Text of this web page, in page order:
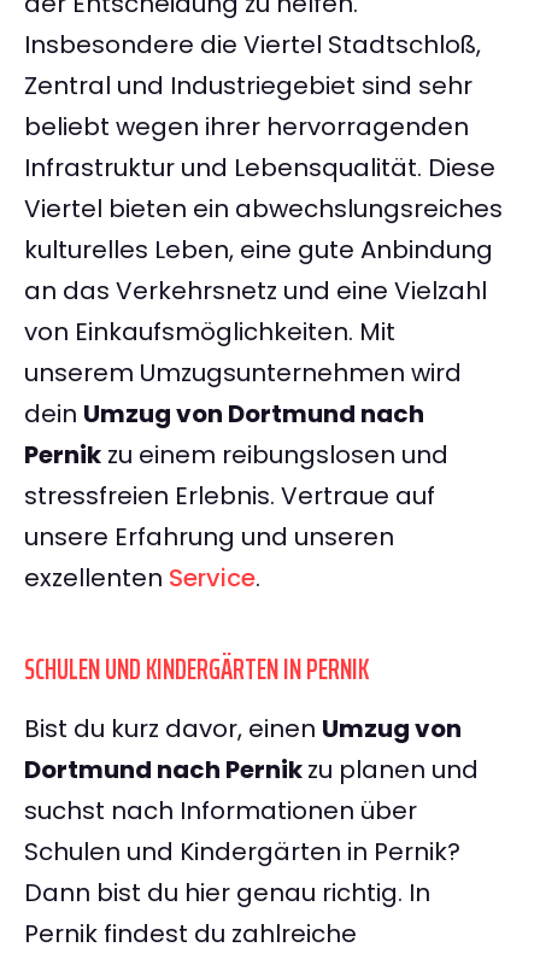
Insbesondere die Viertel Stadtschloß,
Zentral und Industriegebiet sind sehr
beliebt wegen ihrer hervorragenden
Infrastruktur und Lebensqualität. Diese
Viertel bieten ein abwechslungsreiches
kulturelles Leben, eine gute Anbindung
an das Verkehrsnetz und eine Vielzahl
von Einkaufsmöglichkeiten. Mit
unserem Umzugsunternehmen wird
dein Umzug von Dortmund nach
Pernik zu einem reibungslosen und
stressfreien Erlebnis. Vertraue auf
unsere Erfahrung und unseren
exzellenten Service.
SCHULEN UND KINDERGÄRTEN IN PERNIK
Bist du kurz davor, einen Umzug von
Dortmund nach Pernikzu planen und
suchst nach Informationen über
Schulen und Kindergärten in Pernik?
Dann bist du hier genau richtig. In
Pernik findest du zahlreiche